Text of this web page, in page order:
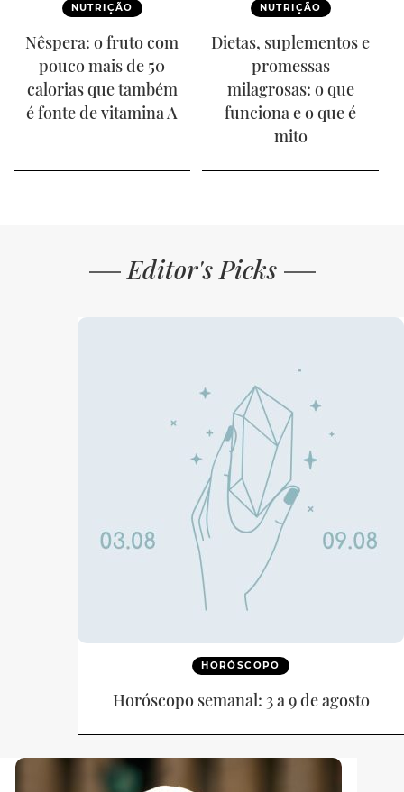
NUTRIÇÃO
Nêspera: o fruto com
pouco mais de 50
calorias que também
é fonte de vitamina A
NUTRIÇÃO
Dietas, suplementos e
promessas
milagrosas: o que
funciona e o que é
mito
Editor's Picks
HORÓSCOPO
Horóscopo semanal: 3 a 9 de agosto